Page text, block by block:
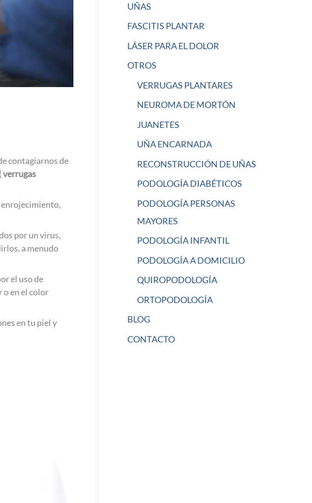
contagiarnos de
verrugas
enrojecimiento,
por un virus,
a menudo
el uso de
o en el color
en tu piel y
UÑAS
FASCITIS PLANTAR
LÁSER PARA EL DOLOR
OTROS
VERRUGAS PLANTARES
NEUROMA DE MORTÓN
JUANETES
UÑA ENCARNADA
RECONSTRUCCIÓN DE UÑAS
PODOLOGÍA DIABÉTICOS
PODOLOGÍA PERSONAS
MAYORES
PODOLOGÍA INFANTIL
PODOLOGÍA A DOMICILIO
QUIROPODOLOGÍA
ORTOPODOLOGÍA
BLOG
CONTACTO